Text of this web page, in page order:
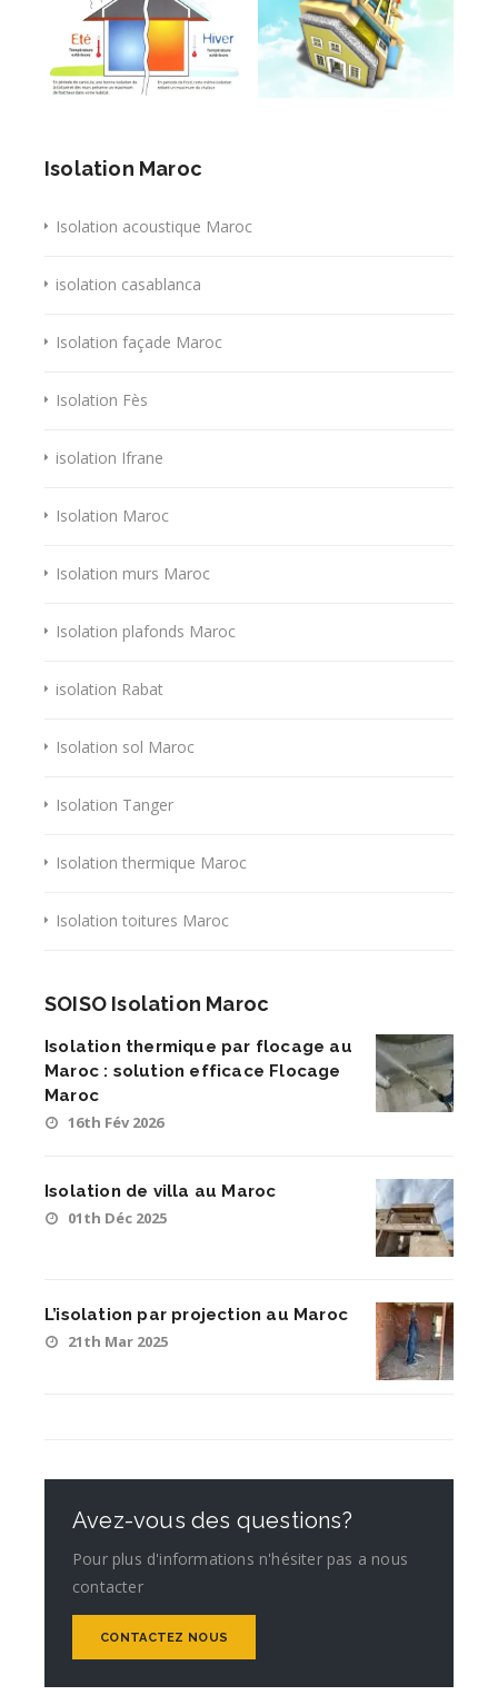
Isolation Maroc
Isolation acoustique Maroc
isolation casablanca
Isolation façade Maroc
Isolation Fès
isolation Ifrane
Isolation Maroc
Isolation murs Maroc
Isolation plafonds Maroc
isolation Rabat
Isolation sol Maroc
Isolation Tanger
Isolation thermique Maroc
Isolation toitures Maroc
SOISO Isolation Maroc
Isolation thermique par flocage au
Maroc : solution efficace Flocage
Maroc
16th Fév 2026
Isolation de villa au Maroc
01th Déc 2025
L’isolation par projection au Maroc
21th Mar 2025
Avez-vous des questions?
Pour plus d'informations n'hésiter pas a nous
contacter
CONTACTEZ NOUS